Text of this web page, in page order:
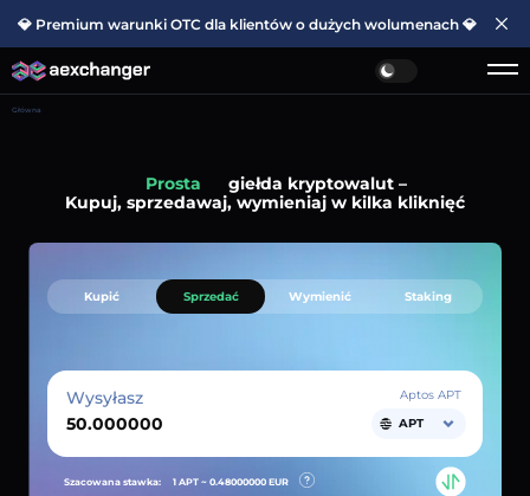
💎 Premium warunki OTC dla klientów o dużych wolumenach 💎
Główna
Szybka
giełda kryptowalut –
Kupuj, sprzedawaj, wymieniaj w kilka kliknięć
Kupić Sprzedać Wymienić Staking
Wysyłasz
Aptos APT
APT
Szacowana stawka: 1 APT ~ 0.48000000 EUR